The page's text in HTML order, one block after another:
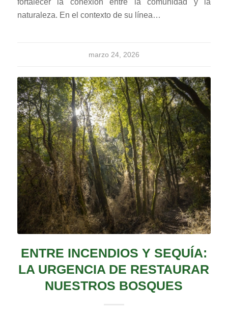
fortalecer la conexión entre la comunidad y la
naturaleza. En el contexto de su línea…
marzo 24, 2026
ENTRE INCENDIOS Y SEQUÍA:
LA URGENCIA DE RESTAURAR
NUESTROS BOSQUES